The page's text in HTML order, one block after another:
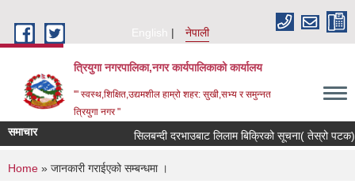
English
नेपाली
त्रियुगा नगरपालिका,नगर कार्यपालिकाको कार्यालय
'" स्वस्थ,शिक्षित,उद्यमशील हाम्रो शहर: सुखी,सभ्य र समुन्नत
त्रियुगा नगर "
समाचार सिलबन्दी दरभाउबाट लिलाम बिक्रिको सूचना( तेस्रो पटक) ।
You are here
Home » जानकारी गराईएको सम्बन्धमा ।